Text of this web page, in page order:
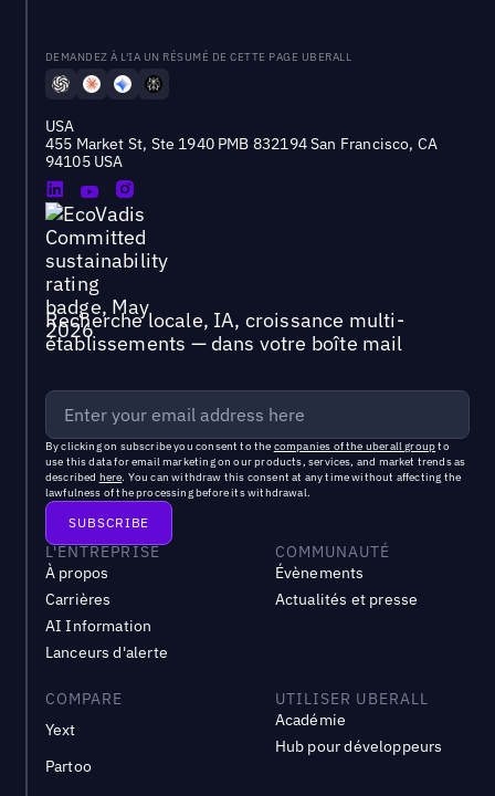
DEMANDEZ À L'IA UN RÉSUMÉ DE CETTE PAGE UBERALL
USA
455 Market St, Ste 1940 PMB 832194 San Francisco, CA
94105 USA
Recherche locale, IA, croissance multi-
établissements — dans votre boîte mail
By clicking on subscribe you consent to the companies of the uberall groupto
use this data for email marketing on our products, services, and market trends as
described here. You can withdraw this consent at any time without affecting the
lawfulness of the processing before its withdrawal.
L'ENTREPRISE
À propos
Carrières
AI Information
Lanceurs d'alerte
COMMUNAUTÉ
Évènements
Actualités et presse
COMPARE
Yext
Partoo
UTILISER UBERALL
Académie
Hub pour développeurs